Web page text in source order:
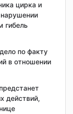
цирка и
гибель
по факту
в отношении
действий,